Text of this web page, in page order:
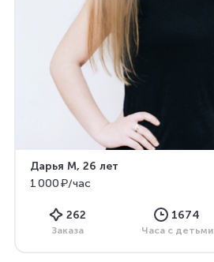
Дарья М, 26 лет
1 000 ₽/час
262
Заказа
1674
Часа с детьми